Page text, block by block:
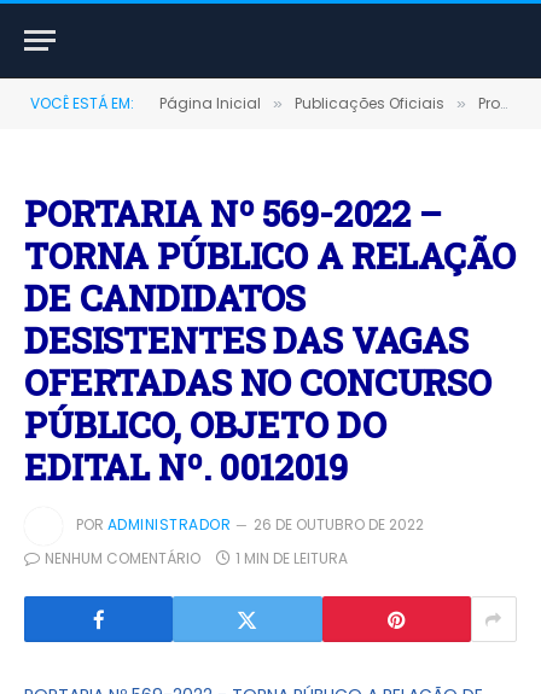
VOCÊ ESTÁ EM: Página Inicial » Publicações Oficiais » Processos Seletivos
PORTARIA Nº 569-2022 –
TORNA PÚBLICO A RELAÇÃO
DE CANDIDATOS
DESISTENTES DAS VAGAS
OFERTADAS NO CONCURSO
PÚBLICO, OBJETO DO
EDITAL Nº. 0012019
POR ADMINISTRADOR
26 DE OUTUBRO DE 2022
NENHUM COMENTÁRIO
1 MIN DE LEITURA